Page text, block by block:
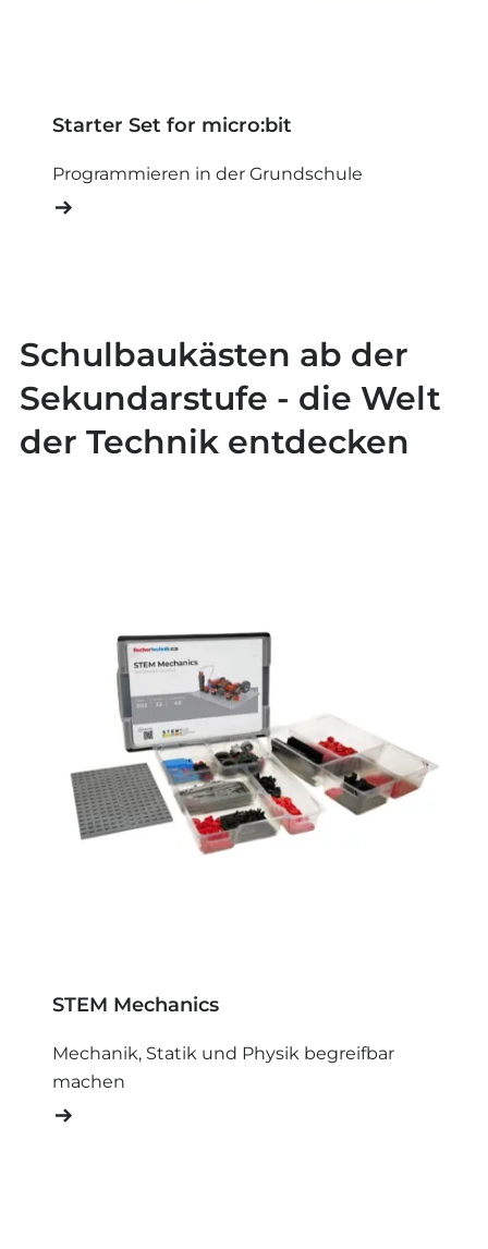
Starter Set for micro:bit
Programmieren in der Grundschule
Schulbaukästen ab der
Sekundarstufe - die Welt
der Technik entdecken
STEM Mechanics
Mechanik, Statik und Physik begreifbar
machen